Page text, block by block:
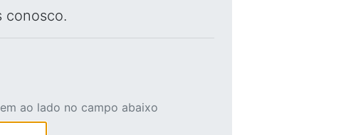
conosco.
ao lado no campo abaixo